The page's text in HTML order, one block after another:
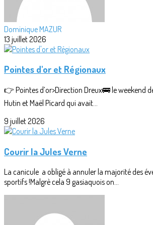
Dominique MAZUR
13 juillet 2026
Pointes d'or et Régionaux
👉 Pointes d’or>Direction Dreux🚌 le weekend
Hutin et Maël Picard qui avait...
9 juillet 2026
Courir la Jules Verne
La canicule a obligé à annuler la majorité des
sportifs !Malgrè cela 9 gasiaquois on...